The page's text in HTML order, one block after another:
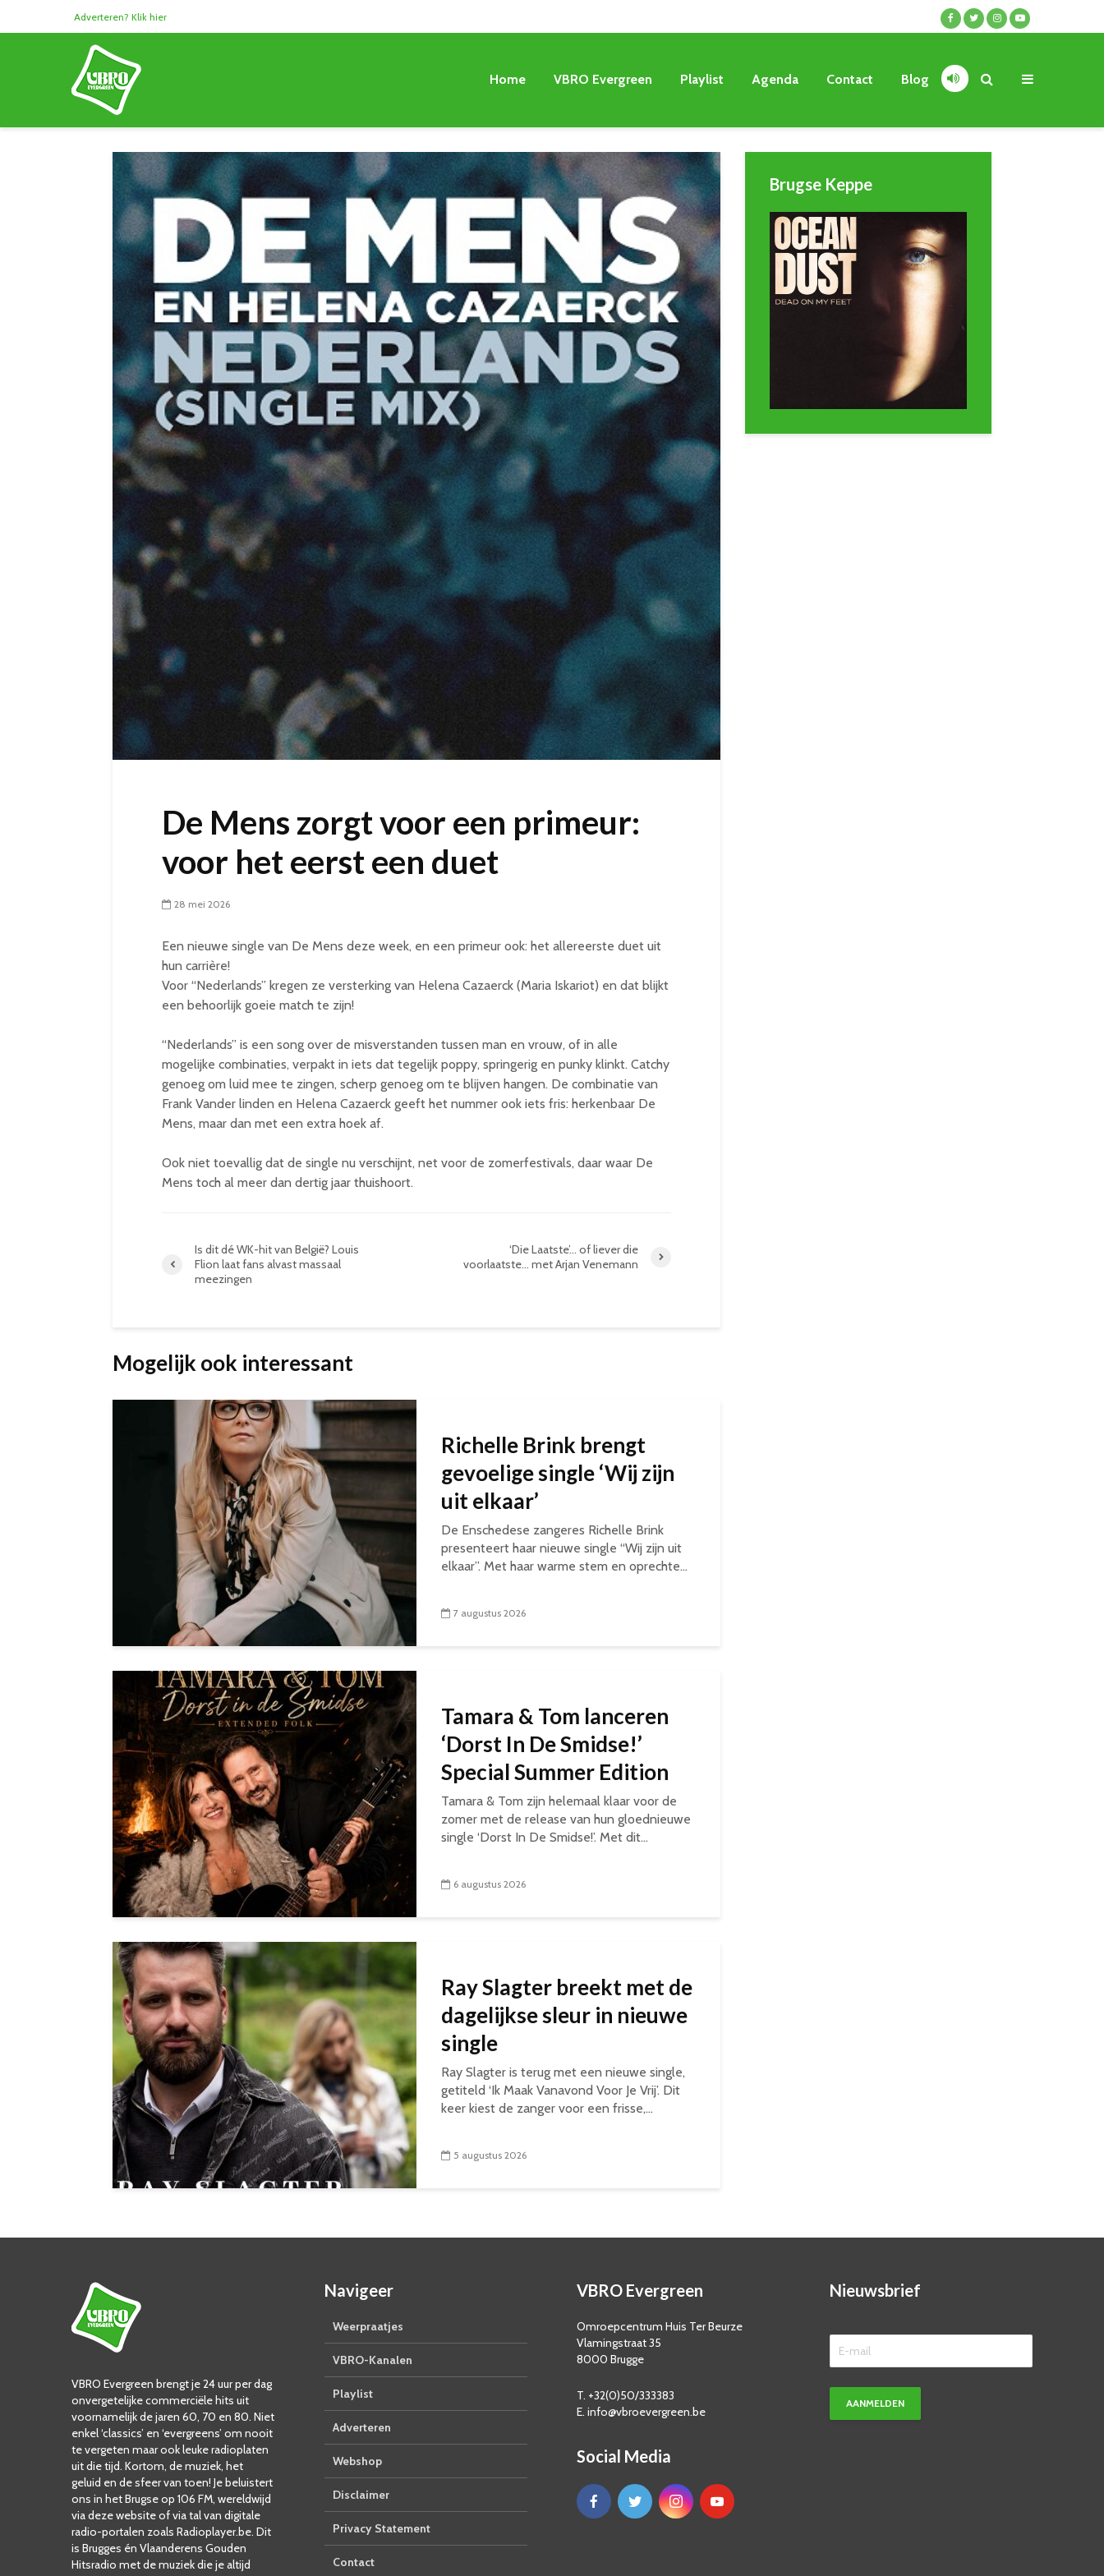
Adverteren? Klik hier
Home VBRO Evergreen Playlist Agenda Contact Blog
De Mens zorgt voor een primeur:
voor het eerst een duet
28 mei 2026
Een nieuwe single van De Mens deze week, en een primeur ook: het allereerste duet uit
hun carrière!
Voor “Nederlands” kregen ze versterking van Helena Cazaerck (Maria Iskariot) en dat blijkt
een behoorlijk goeie match te zijn!
“Nederlands” is een song over de misverstanden tussen man en vrouw, of in alle
mogelijke combinaties, verpakt in iets dat tegelijk poppy, springerig en punky klinkt. Catchy
genoeg om luid mee te zingen, scherp genoeg om te blijven hangen. De combinatie van
Frank Vander linden en Helena Cazaerck geeft het nummer ook iets fris: herkenbaar De
Mens, maar dan met een extra hoek af.
Ook niet toevallig dat de single nu verschijnt, net voor de zomerfestivals, daar waar De
Mens toch al meer dan dertig jaar thuishoort.
Is dit dé WK-hit van België? Louis
Flion laat fans alvast massaal
meezingen
‘Die Laatste’… of liever die
voorlaatste… met Arjan Venemann
Mogelijk ook interessant
Richelle Brink brengt
gevoelige single ‘Wij zijn
uit elkaar’
De Enschedese zangeres Richelle Brink
presenteert haar nieuwe single “Wij zijn uit
elkaar”. Met haar warme stem en oprechte...
7 augustus 2026
Tamara & Tom lanceren
‘Dorst In De Smidse!’
Special Summer Edition
Tamara & Tom zijn helemaal klaar voor de
zomer met de release van hun gloednieuwe
single ‘Dorst In De Smidse!’. Met dit...
6 augustus 2026
Ray Slagter breekt met de
dagelijkse sleur in nieuwe
single
Ray Slagter is terug met een nieuwe single,
getiteld ‘Ik Maak Vanavond Voor Je Vrij’. Dit
keer kiest de zanger voor een frisse,...
5 augustus 2026
Brugse Keppe
VBRO Evergreen brengt je 24 uur per dag
onvergetelijke commerciële hits uit
voornamelijk de jaren 60, 70 en 80. Niet
enkel ‘classics’ en ‘evergreens’ om nooit
te vergeten maar ook leuke radioplaten
uit die tijd. Kortom, de muziek, het
geluid en de sfeer van toen! Je beluistert
ons in het Brugse op 106 FM, wereldwijd
via deze website of via tal van digitale
radio-portalen zoals Radioplayer.be. Dit
is Brugges én Vlaanderens Gouden
Hitsradio met de muziek die je altijd
Navigeer
Weerpraatjes
VBRO-Kanalen
Playlist
Adverteren
Webshop
Disclaimer
Privacy Statement
Contact
VBRO Evergreen
Omroepcentrum Huis Ter Beurze
Vlamingstraat 35
8000 Brugge
T. +32(0)50/333383
E. info@vbroevergreen.be
Social Media
Nieuwsbrief